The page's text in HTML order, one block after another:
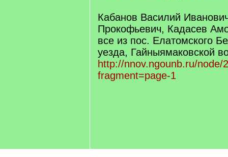
Кабанов Василий
Прокофьевич, Кадасев
все из пос. Елатомского
уезда, Гайныямаковской
http://nnov.ngounb.ru/node/
fragment=page-1